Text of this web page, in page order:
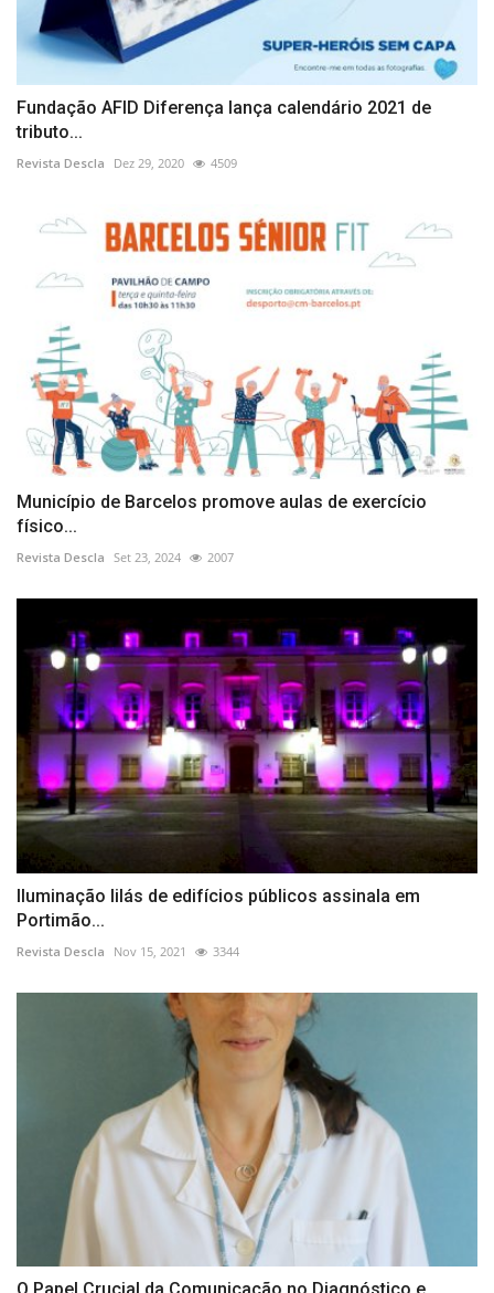
Fundação AFID Diferença lança calendário 2021 de
tributo...
Revista Descla Dez 29, 2020 4509
Município de Barcelos promove aulas de exercício
físico...
Revista Descla Set 23, 2024 2007
Iluminação lilás de edifícios públicos assinala em
Portimão...
Revista Descla Nov 15, 2021 3344